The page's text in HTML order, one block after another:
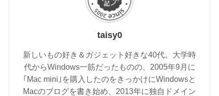
taisy0
新しいもの好き＆ガジェット好きな40代。大学時
代からWindows一筋だったものの、2005年9月に
｢Mac mini｣を購入したのをきっかけにWindowsと
Macのブログを書き始め、2013年に独自ドメイン